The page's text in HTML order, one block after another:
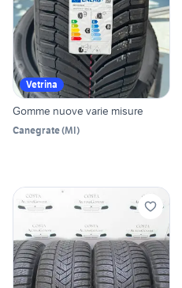
Vetrina
Gomme nuove varie misure
Canegrate(MI)